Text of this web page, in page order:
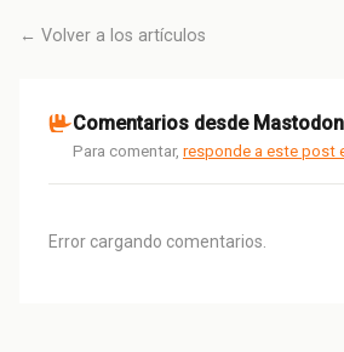
← Volver a los artículos
Comentarios desde Mastodon
Para comentar, responde a este post
Error cargando comentarios.